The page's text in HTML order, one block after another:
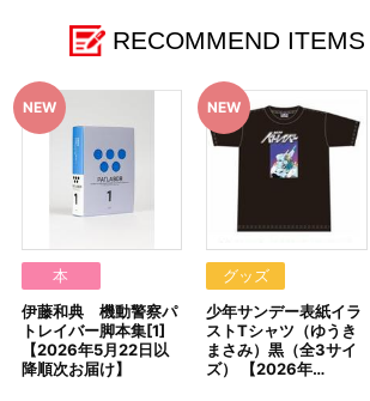
■お届け予定：2026年5月22日(金)以降順次
【ご注意（必ずお読みください）】
■商品について
※本商品は準備数に限りがございます。準備
期にご注文の受付を終了させていただくこと
※ご要望多数の場合、お届け時期を変更し、
がございます。
※「在庫がありません」表示後も、ご注文の
期限切れが発生した際は販売を再開させてい
す。あらかじめご了承ください。
※仕様等は予告なく変更となる場合がござい
※撮影環境やご利用のモニター環境により、
見える場合がございます。
※商品画像はイメージです。実際の仕様とは
ます。あらかじめご了承ください。
※すでにご注文しているかのご確認には、「
RECOMMEND ITEMS
本
伊藤和典 機動警察パ
トレイバー脚本集[1]
【2026年5月22日以
降順次お届け】
グッズ
少年サンデー表紙イラ
ストTシャツ（ゆうき
まさみ）黒（全3サイ
ズ） 【2026年…